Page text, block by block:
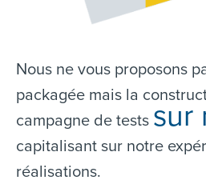
Nous ne vous proposons
packagée mais la
campagne de testssur
capitalisant sur notre
réalisations.